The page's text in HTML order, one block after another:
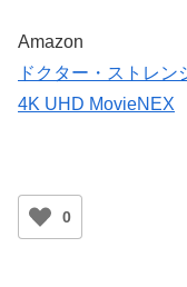
Amazon
ドクター・ストレ
4K UHD MovieNEX
0